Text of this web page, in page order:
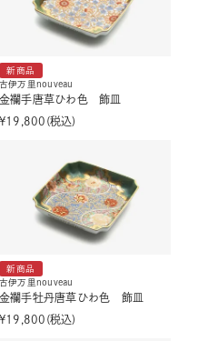
新商品
古伊万里nouveau
金襴手唐草ひわ色 飾皿
¥19,800 税込
新商品
古伊万里nouveau
金襴手牡丹唐草ひわ色 飾皿
¥19,800 税込